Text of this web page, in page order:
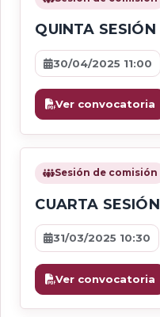
QUINTA SESIÓN
30/04/2025 11:00
Ver convocatoria
Sesión de comisión
CUARTA SESIÓN
31/03/2025 10:30
Ver convocatoria